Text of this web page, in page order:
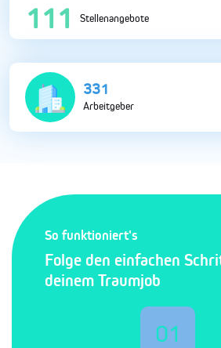
281 Stellenangebote
833
Arbeitgeber
So funktioniert's
Folge den einfachen
deinem Traumjob
01